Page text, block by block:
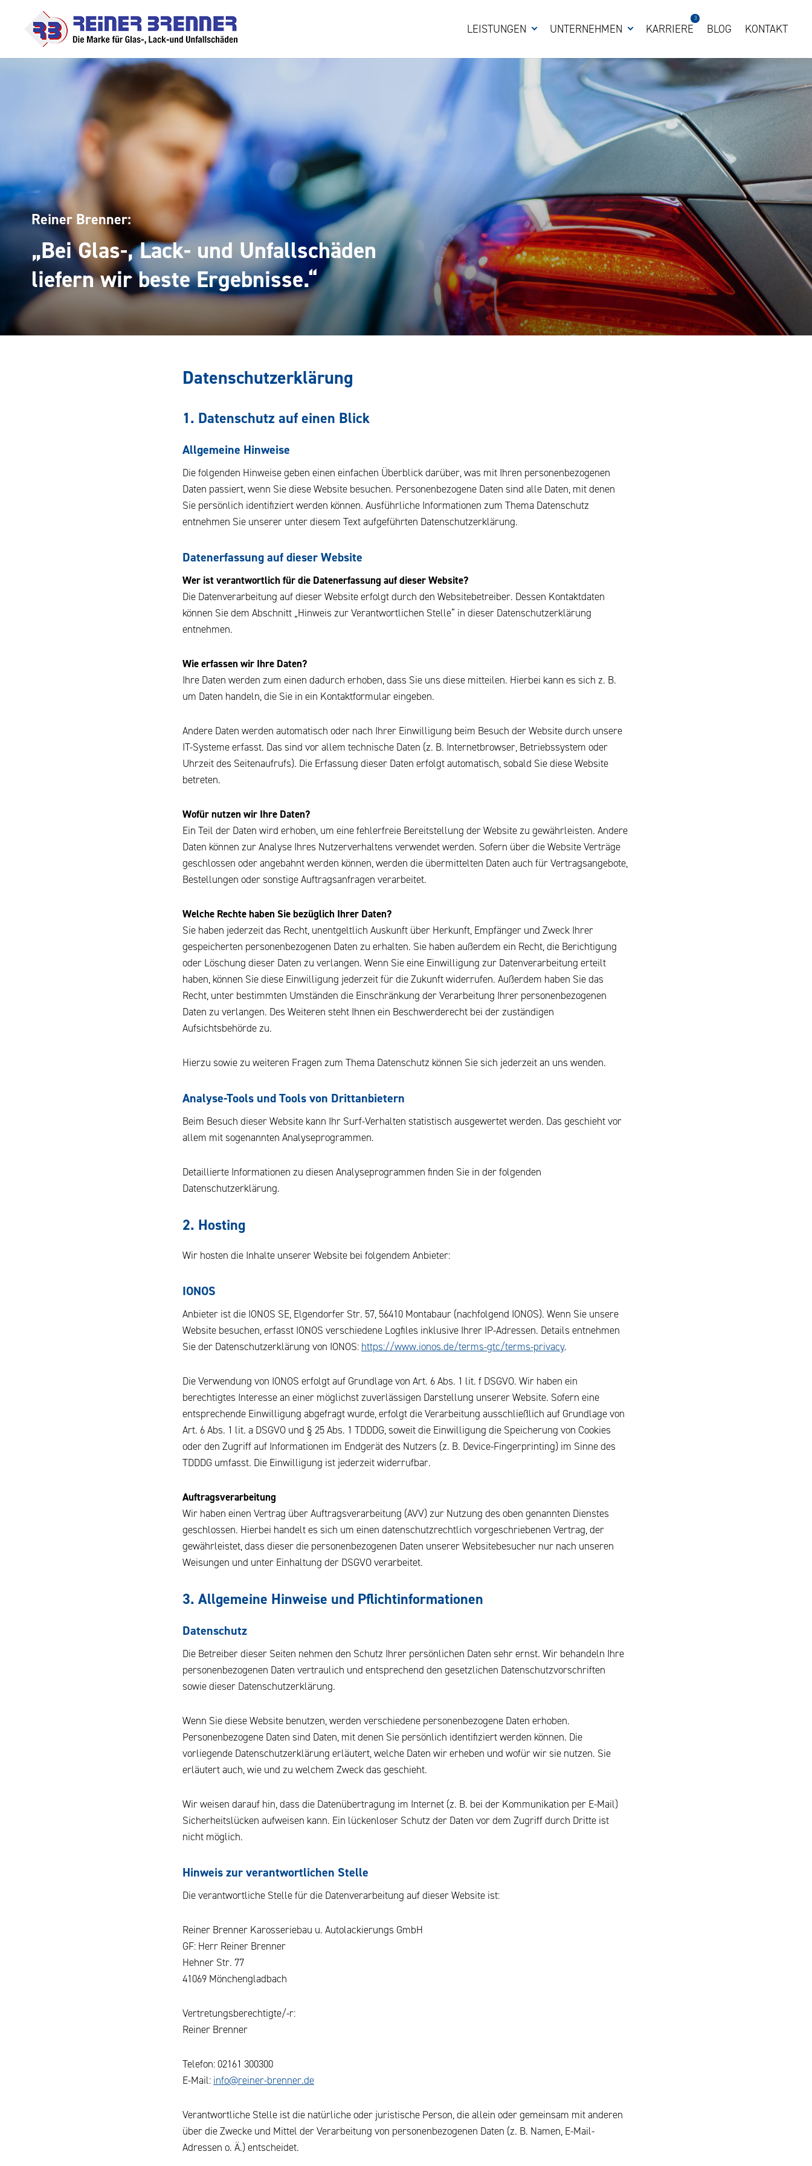
LEISTUNGEN UNTERNEHMEN KARRIERE
3
BLOG KONTAKT
Reiner Brenner:
„Bei Glas-, Lack- und Unfallschäden
liefern wir beste Ergebnisse.“
Datenschutzerklärung
1. Datenschutz auf einen Blick
Allgemeine Hinweise
Die folgenden Hinweise geben einen einfachen Überblick darüber, was mit Ihren personenbezogenen
Daten passiert, wenn Sie diese Website besuchen. Personenbezogene Daten sind alle Daten, mit denen
Sie persönlich identifiziert werden können. Ausführliche Informationen zum Thema Datenschutz
entnehmen Sie unserer unter diesem Text aufgeführten Datenschutzerklärung.
Datenerfassung auf dieser Website
Wer ist verantwortlich für die Datenerfassung auf dieser Website?
Die Datenverarbeitung auf dieser Website erfolgt durch den Websitebetreiber. Dessen Kontaktdaten
können Sie dem Abschnitt „Hinweis zur Verantwortlichen Stelle“ in dieser Datenschutzerklärung
entnehmen.
Wie erfassen wir Ihre Daten?
Ihre Daten werden zum einen dadurch erhoben, dass Sie uns diese mitteilen. Hierbei kann es sich z. B.
um Daten handeln, die Sie in ein Kontaktformular eingeben.
Andere Daten werden automatisch oder nach Ihrer Einwilligung beim Besuch der Website durch unsere
IT-Systeme erfasst. Das sind vor allem technische Daten (z. B. Internetbrowser, Betriebssystem oder
Uhrzeit des Seitenaufrufs). Die Erfassung dieser Daten erfolgt automatisch, sobald Sie diese Website
betreten.
Wofür nutzen wir Ihre Daten?
Ein Teil der Daten wird erhoben, um eine fehlerfreie Bereitstellung der Website zu gewährleisten. Andere
Daten können zur Analyse Ihres Nutzerverhaltens verwendet werden. Sofern über die Website Verträge
geschlossen oder angebahnt werden können, werden die übermittelten Daten auch für Vertragsangebote,
Bestellungen oder sonstige Auftragsanfragen verarbeitet.
Welche Rechte haben Sie bezüglich Ihrer Daten?
Sie haben jederzeit das Recht, unentgeltlich Auskunft über Herkunft, Empfänger und Zweck Ihrer
gespeicherten personenbezogenen Daten zu erhalten. Sie haben außerdem ein Recht, die Berichtigung
oder Löschung dieser Daten zu verlangen. Wenn Sie eine Einwilligung zur Datenverarbeitung erteilt
haben, können Sie diese Einwilligung jederzeit für die Zukunft widerrufen. Außerdem haben Sie das
Recht, unter bestimmten Umständen die Einschränkung der Verarbeitung Ihrer personenbezogenen
Daten zu verlangen. Des Weiteren steht Ihnen ein Beschwerderecht bei der zuständigen
Aufsichtsbehörde zu.
Hierzu sowie zu weiteren Fragen zum Thema Datenschutz können Sie sich jederzeit an uns wenden.
Analyse-Tools und Tools von Dritt­anbietern
Beim Besuch dieser Website kann Ihr Surf-Verhalten statistisch ausgewertet werden. Das geschieht vor
allem mit sogenannten Analyseprogrammen.
Detaillierte Informationen zu diesen Analyseprogrammen finden Sie in der folgenden
Datenschutzerklärung.
2. Hosting
Wir hosten die Inhalte unserer Website bei folgendem Anbieter:
IONOS
Anbieter ist die IONOS SE, Elgendorfer Str. 57, 56410 Montabaur (nachfolgend IONOS). Wenn Sie unsere
Website besuchen, erfasst IONOS verschiedene Logfiles inklusive Ihrer IP-Adressen. Details entnehmen
Sie der Datenschutzerklärung von IONOS: https://www.ionos.de/terms-gtc/terms-privacy.
Die Verwendung von IONOS erfolgt auf Grundlage von Art. 6 Abs. 1 lit. f DSGVO. Wir haben ein
berechtigtes Interesse an einer möglichst zuverlässigen Darstellung unserer Website. Sofern eine
entsprechende Einwilligung abgefragt wurde, erfolgt die Verarbeitung ausschließlich auf Grundlage von
Art. 6 Abs. 1 lit. a DSGVO und § 25 Abs. 1 TDDDG, soweit die Einwilligung die Speicherung von Cookies
oder den Zugriff auf Informationen im Endgerät des Nutzers (z. B. Device-Fingerprinting) im Sinne des
TDDDG umfasst. Die Einwilligung ist jederzeit widerrufbar.
Auftragsverarbeitung
Wir haben einen Vertrag über Auftragsverarbeitung (AVV) zur Nutzung des oben genannten Dienstes
geschlossen. Hierbei handelt es sich um einen datenschutzrechtlich vorgeschriebenen Vertrag, der
gewährleistet, dass dieser die personenbezogenen Daten unserer Websitebesucher nur nach unseren
Weisungen und unter Einhaltung der DSGVO verarbeitet.
3. Allgemeine Hinweise und Pflicht­informationen
Datenschutz
Die Betreiber dieser Seiten nehmen den Schutz Ihrer persönlichen Daten sehr ernst. Wir behandeln Ihre
personenbezogenen Daten vertraulich und entsprechend den gesetzlichen Datenschutzvorschriften
sowie dieser Datenschutzerklärung.
Wenn Sie diese Website benutzen, werden verschiedene personenbezogene Daten erhoben.
Personenbezogene Daten sind Daten, mit denen Sie persönlich identifiziert werden können. Die
vorliegende Datenschutzerklärung erläutert, welche Daten wir erheben und wofür wir sie nutzen. Sie
erläutert auch, wie und zu welchem Zweck das geschieht.
Wir weisen darauf hin, dass die Datenübertragung im Internet (z. B. bei der Kommunikation per E-Mail)
Sicherheitslücken aufweisen kann. Ein lückenloser Schutz der Daten vor dem Zugriff durch Dritte ist
nicht möglich.
Hinweis zur verantwortlichen Stelle
Die verantwortliche Stelle für die Datenverarbeitung auf dieser Website ist:
Reiner Brenner Karosseriebau u. Autolackierungs GmbH
GF: Herr Reiner Brenner
Hehner Str. 77
41069 Mönchengladbach
Vertretungs­berechtigte/-r:
Reiner Brenner
Telefon: 02161 300300
E-Mail: info@reiner-brenner.de
Verantwortliche Stelle ist die natürliche oder juristische Person, die allein oder gemeinsam mit anderen
über die Zwecke und Mittel der Verarbeitung von personenbezogenen Daten (z. B. Namen, E-Mail-
Adressen o. Ä.) entscheidet.